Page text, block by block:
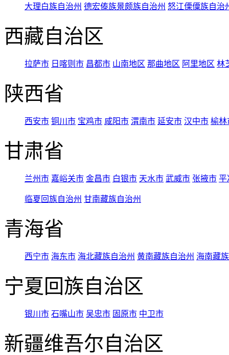
大理白族自治州 德宏傣族景颇族自治州 怒江傈僳族自治
西藏自治区
拉萨市 日喀则市 昌都市 山南地区 那曲地区 阿里地区 林
陕西省
西安市 铜川市 宝鸡市 咸阳市 渭南市 延安市 汉中市 榆林
甘肃省
兰州市 嘉峪关市 金昌市 白银市 天水市 武威市 张掖市 平
临夏回族自治州 甘南藏族自治州
青海省
西宁市 海东市 海北藏族自治州 黄南藏族自治州 海南藏
宁夏回族自治区
银川市 石嘴山市 吴忠市 固原市 中卫市
新疆维吾尔自治区